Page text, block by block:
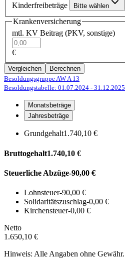
Kinderfreibeträge Bitte wählen
Krankenversicherung
mtl. KV Beitrag (PKV, sonstige)
€
Vergleichen
Berechnen
Besoldungsgruppe AW A 13
Besoldungstabelle: 01.07.2024 - 31.12.2025
Monatsbeträge
Jahresbeträge
Grundgehalt1.740,10 €
Bruttogehalt1.740,10 €
Steuerliche Abzüge-90,00 €
Lohnsteuer-90,00 €
Solidaritätszuschlag-0,00 €
Kirchensteuer-0,00 €
Netto
1.650,10 €
Hinweis: Alle Angaben ohne